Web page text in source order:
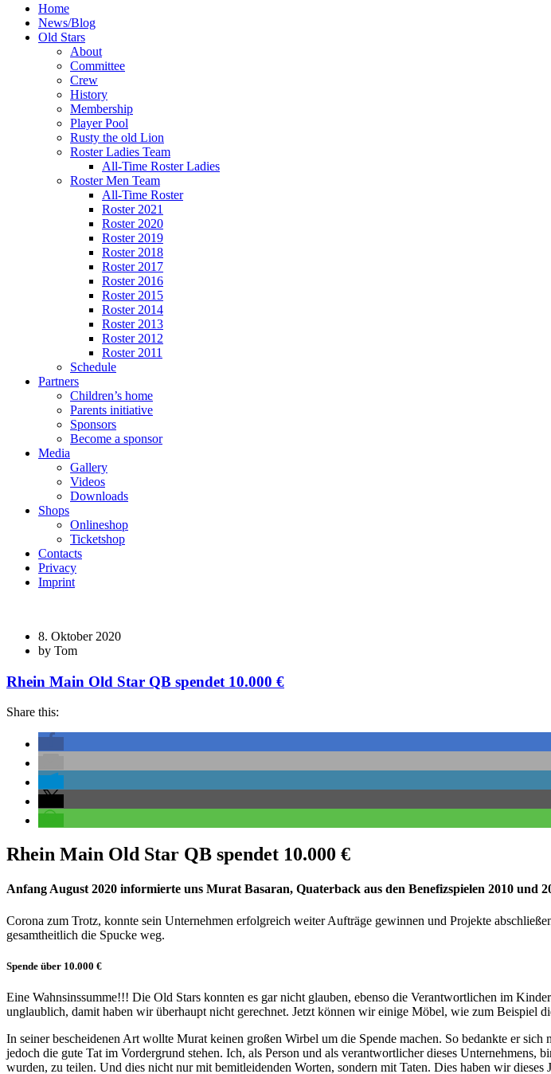
Home
News/Blog
Old Stars
About
Committee
Crew
History
Membership
Player Pool
Rusty the old Lion
Roster Ladies Team
All-Time Roster Ladies
Roster Men Team
All-Time Roster
Roster 2021
Roster 2020
Roster 2019
Roster 2018
Roster 2017
Roster 2016
Roster 2015
Roster 2014
Roster 2013
Roster 2012
Roster 2011
Schedule
Partners
Children’s home
Parents initiative
Sponsors
Become a sponsor
Media
Gallery
Videos
Downloads
Shops
Onlineshop
Ticketshop
Contacts
Privacy
Imprint
8. Oktober 2020
by Tom
Rhein Main Old Star QB spendet 10.000 €
Share this:
Rhein Main Old Star QB spendet 10.000 €
Anfang August 2020 informierte uns Murat Basaran, Quaterback aus den Benefizspielen 2010 und
Corona zum Trotz, konnte sein Unternehmen erfolgreich weiter Aufträge gewinnen und Projekte
gesamtheitlich die Spucke weg.
Spende über 10.000 €
Eine Wahnsinssumme!!! Die Old Stars konnten es gar nicht glauben, ebenso die Verantwortlichen im
unglaublich, damit haben wir überhaupt nicht gerechnet. Jetzt können wir einige Möbel, wie zum Beispiel
In seiner bescheidenen Art wollte Murat keinen großen Wirbel um die Spende machen. So bedankte er
jedoch die gute Tat im Vordergrund stehen. Ich, als Person und als verantwortlicher dieses
wurden, zu teilen. Und dies nicht nur mit bemitleidenden Worten, sondern mit Taten. Dies haben wir